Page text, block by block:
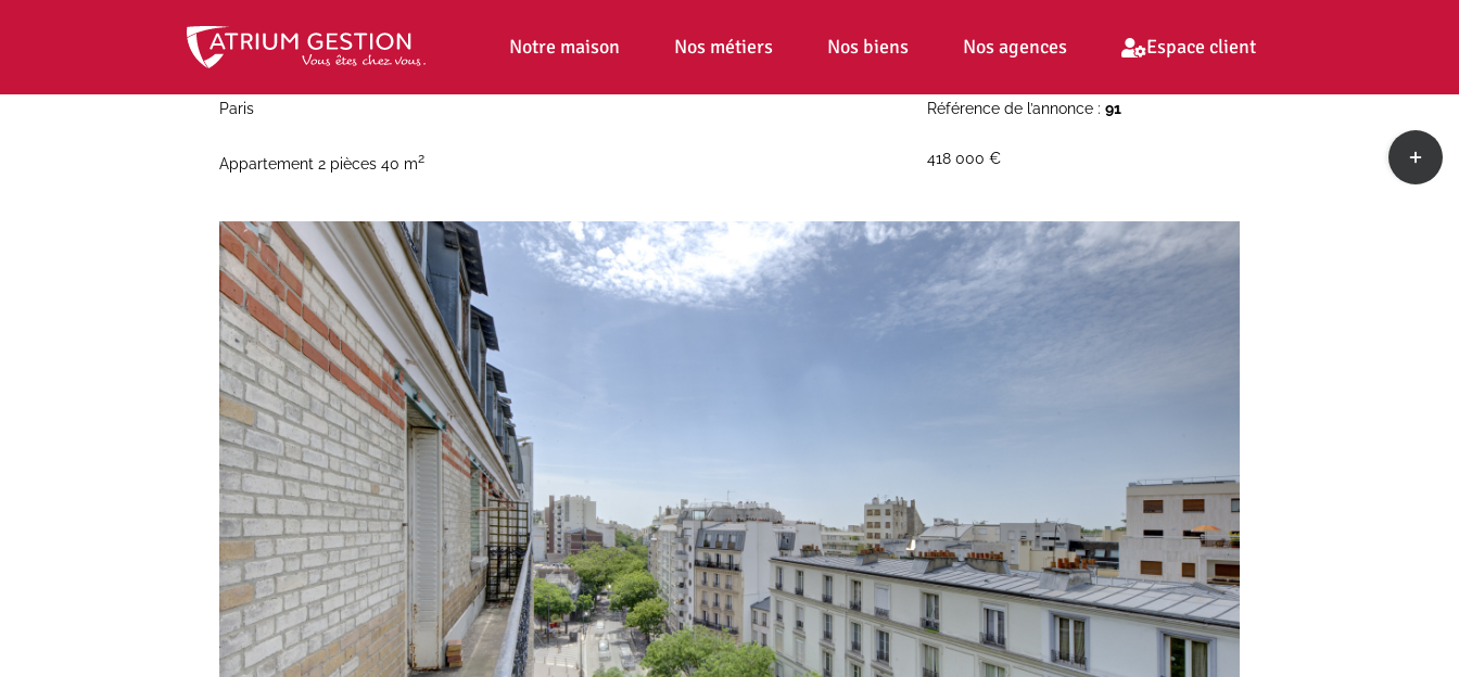
Notre maison Nos métiers Nos biens Nos agences Espace client
Paris
Appartement 2 pièces 40 m2
Référence de l’annonce : 91
418 000 €
Toggle
Sliding
Bar